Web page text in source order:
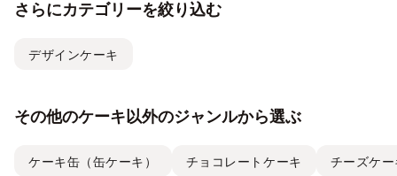
さらにカテゴリーを絞り込む
デザインケーキ
その他のケーキ以外のジャンルから選ぶ
ケーキ缶（缶ケーキ） チョコレートケーキ チーズケ